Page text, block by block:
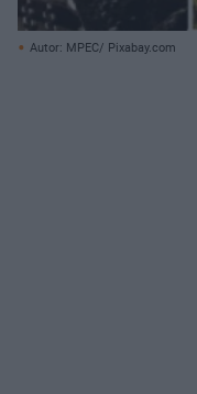
Autor: MPEC/ Pixabay.com